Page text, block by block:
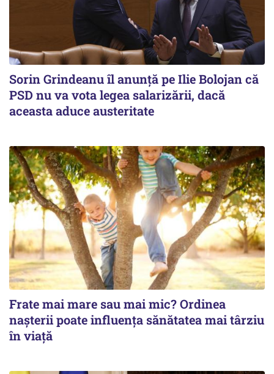
Sorin Grindeanu îl anunţă pe Ilie Bolojan că
PSD nu va vota legea salarizării, dacă
aceasta aduce austeritate
Frate mai mare sau mai mic? Ordinea
nașterii poate influența sănătatea mai târziu
în viață